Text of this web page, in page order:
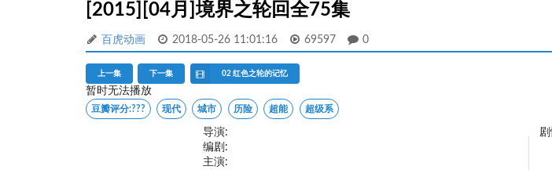
[2015][04月]境界之轮回全75集
百虎动画 2018-05-26 11:01:16 69597 0
上一集 下一集 02 红色之轮的记忆
暂时无法播放
豆瓣评分:??? 现代 城市 历险 超能 超级系
导演:
编剧:
主演: